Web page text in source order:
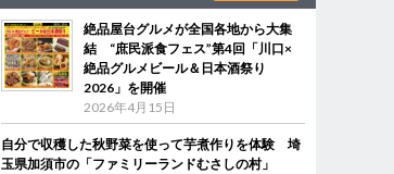
絶品屋台グルメが全国各地から大集
結 “庶民派食フェス”第4回「川口×
絶品グルメビール＆日本酒祭り
2026」を開催
2026年4月15日
自分で収穫した秋野菜を使って芋煮作りを体験 埼
玉県加須市の「ファミリーランドむさしの村」